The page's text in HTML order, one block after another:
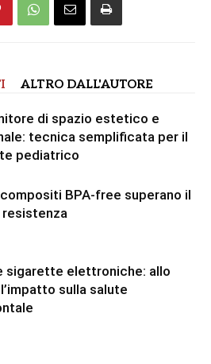
ALTRO DALL'AUTORE
di spazio estetico e
tecnica semplificata per il
pediatrico
BPA-free superano il
sigarette elettroniche: allo
sulla salute